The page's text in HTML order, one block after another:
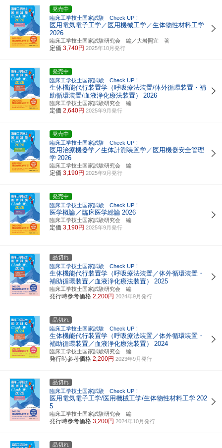
発売中
臨床工学技士国家試験 Check UP！
医用電気電子工学／医用機械工学／生体物性材料工学
2026
臨床工学技士国家試験研究会 編／大岩照宜 著
定価 3,740円 2025年10月発行
発売中
臨床工学技士国家試験 Check UP！
生体機能代行装置学（呼吸療法装置/体外循環装置・補
助循環装置/血液浄化療法装置）
2026
臨床工学技士国家試験研究会 編
定価 2,640円 2025年9月発行
発売中
臨床工学技士国家試験 Check UP！
医用治療機器学／生体計測装置学／医用機器安全管理
学 2026
臨床工学技士国家試験研究会 編
定価 3,190円 2025年9月発行
発売中
臨床工学技士国家試験 Check UP！
医学概論／臨床医学総論 2026
臨床工学技士国家試験研究会 編
定価 3,190円 2025年9月発行
品切れ
臨床工学技士国家試験 Check UP！
生体機能代行装置学（呼吸療法装置／体外循環装置・
補助循環装置／血液浄化療法装置）
2025
臨床工学技士国家試験研究会 編
発行時参考価格 2,200円 2024年9月発行
品切れ
臨床工学技士国家試験 Check UP！
生体機能代行装置学（呼吸療法装置／体外循環装置・
補助循環装置／血液浄化療法装置）
2024
臨床工学技士国家試験研究会 編
発行時参考価格 2,200円 2023年9月発行
品切れ
臨床工学技士国家試験 Check UP！
医用電気電子工学/医用機械工学/生体物性材料工学 202
5
臨床工学技士国家試験研究会 編
発行時参考価格 3,200円 2024年10月発行
品切れ